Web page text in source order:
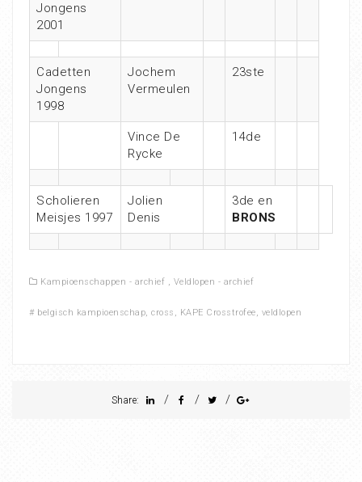
Jongens
2001
Cadetten
Jongens
1998
Jochem
Vermeulen
23ste
Vince De
Rycke
14de
Scholieren
Meisjes 1997
Jolien
Denis
3de en
BRONS
Kampioenschappen - archief , Veldlopen - archief
# belgisch kampioenschap, cross , KAPE Crosstrofee, veldlopen
Share: / / /